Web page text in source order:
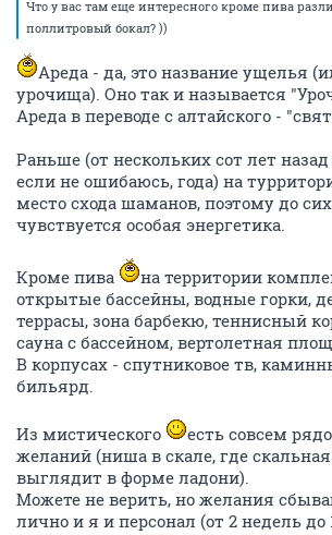
Что у вас там еще интересного кроме пива
поллитровый бокал? ))
Ареда - да, это название ущелья
урочища). Оно так и называется
Ареда в переводе с алтайского -
Раньше (от нескольких сот лет назад
если не ошибаюсь, года) на
место схода шаманов, поэтому до
чувствуется особая энергетика.
Кроме пива
на территории
открытые бассейны, водные горки,
террасы, зона барбекю, теннисный
сауна с бассейном, вертолетная
В корпусах - спутниковое тв,
бильярд.
Из мистического
есть совсем
желаний (ниша в скале, где
выглядит в форме ладони).
Можете не верить, но желания
лично и я и персонал (от 2 недель